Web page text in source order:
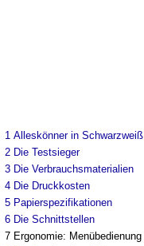
1 Alleskönner in Schwarzweiß
2 Die Testsieger
3 Die Verbrauchsmaterialien
4 Die Druckkosten
5 Papierspezifikationen
6 Die Schnittstellen
7 Ergonomie: Menübedienung